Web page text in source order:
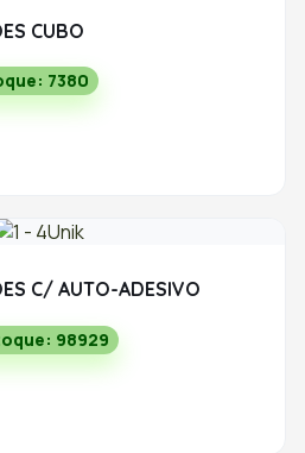
CUBO
7380
C/ AUTO-ADESIVO
98929